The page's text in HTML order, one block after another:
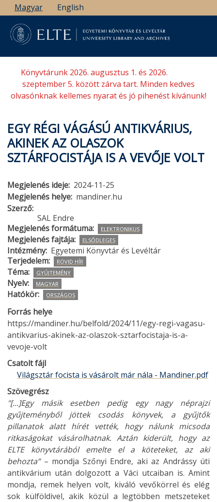
Ugrás
a
tartalomra
Magyar English
Könyvtárunk 2026. augusztus 1. és 2026.
szeptember 5. között zárva tart. Minden kedves
olvasónknak kellemes nyarat és jó pihenést kívánunk!
EGY RÉGI VÁGÁSÚ ANTIKVÁRIUS,
AKINEK AZ OLASZOK
SZTÁRFOCISTÁJA IS A VEVŐJE VOLT
Megjelenés ideje 2024-11-25
Megjelenés helye mandiner.hu
Szerző
SAL Endre
Megjelenés formátuma
ELEKTRONIKUS
Megjelenés fajtája ELSŐDLEGES
Intézmény Egyetemi Könyvtár és Levéltár
Terjedelem
RÖVID HÍR
Téma GYŰJTEMÉNY
Nyelv MAGYAR
Hatókör ORSZÁGOS
Forrás helye
https://mandiner.hu/belfold/2024/11/egy-regi-vagasu-
antikvarius-akinek-az-olaszok-sztarfocistaja-is-a-
vevoje-volt
Csatolt fájl
Világsztár focista is vásárolt már nála - Mandiner.pdf
Szövegrész
"[...]Egy másik esetben pedig egy nagy néprajzi
gyűjteményből jöttek csodás könyvek, a gyűjtők
pillanatok alatt hírét vették, hogy nálunk micsoda
ritkaságokat vásárolhatnak. Aztán kiderült, hogy az
ELTE könyvtárából emelte el a köteteket, az aki
behozta” – mondja Szőnyi Endre, aki az Andrássy úti
antikvárium után dolgozott a Váci utcaiban is. Amint
mondja, remek helyen volt, kiváló vevőkörrel és elég
sok külföldivel, akik közül a legtöbben metszeteket